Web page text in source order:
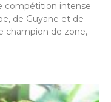
compétition intense
de Guyane et de
champion de zone,